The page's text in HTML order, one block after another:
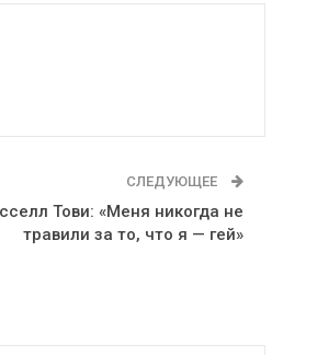
СЛЕДУЮЩЕЕ
Тови: «Меня никогда не
травили за то, что я — гей»